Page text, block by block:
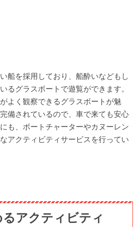
船を採用しており、船酔いなどもし
るグラスボートで遊覧ができます。
よく観察できるグラスボートが魅
備されているので、車で来ても安心
も、ボートチャーターやカヌーレン
アクティビティサービスを行ってい
アクティビティ